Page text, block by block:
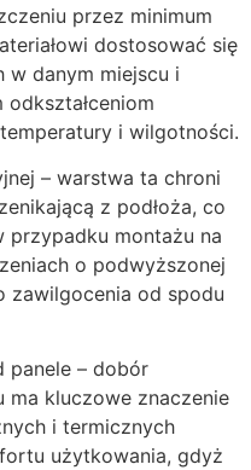
przez minimum
dostosować się
w danym miejscu i
i wilgotności.
– warstwa ta chroni
z podłoża, co
przypadku montażu na
o podwyższonej
zawilgocenia od spodu
panele – dobór
ma kluczowe znaczenie
i termicznych
użytkowania, gdyż